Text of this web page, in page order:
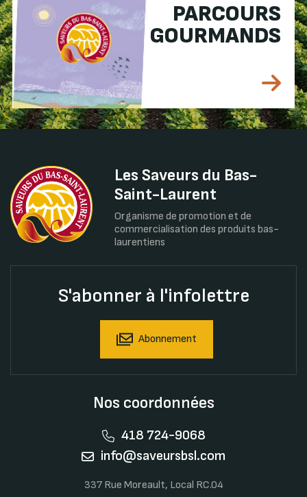
PARCOURS
GOURMANDS
Les Saveurs du Bas-
Saint-Laurent
Organisme de promotion et de
commercialisation des produits bas-
laurentiens
S'abonner à l'infolettre
Abonnement
Nos coordonnées
418 724-9068
info@saveursbsl.com
337 Rue Moreault, Local RC.04